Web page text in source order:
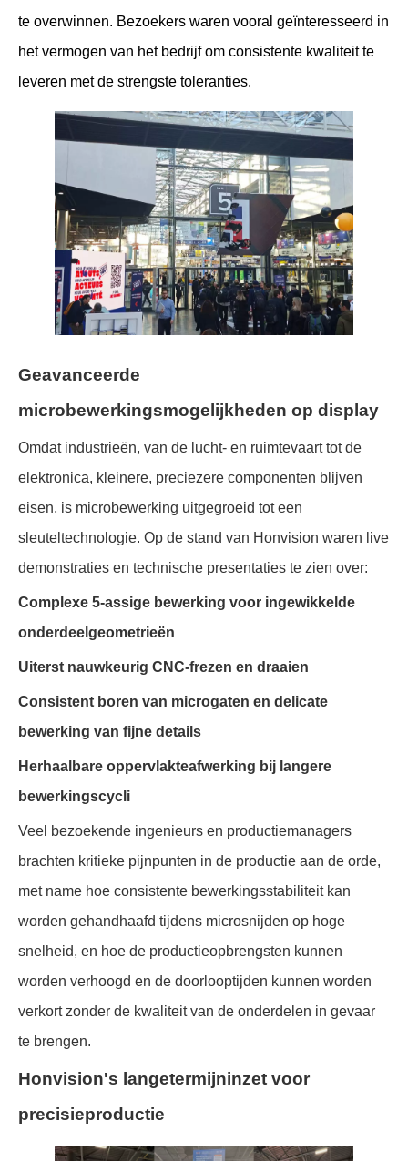
te overwinnen. Bezoekers waren vooral geïnteresseerd in
het vermogen van het bedrijf om consistente kwaliteit te
leveren met de strengste toleranties.
Geavanceerde
microbewerkingsmogelijkheden op display
Omdat industrieën, van de lucht- en ruimtevaart tot de
elektronica, kleinere, preciezere componenten blijven
eisen, is microbewerking uitgegroeid tot een
sleuteltechnologie. Op de stand van Honvision waren live
demonstraties en technische presentaties te zien over:
Complexe 5-assige bewerking voor ingewikkelde
onderdeelgeometrieën
Uiterst nauwkeurig CNC-frezen en draaien
Consistent boren van microgaten en delicate
bewerking van fijne details
Herhaalbare oppervlakteafwerking bij langere
bewerkingscycli
Veel bezoekende ingenieurs en productiemanagers
brachten kritieke pijnpunten in de productie aan de orde,
met name hoe consistente bewerkingsstabiliteit kan
worden gehandhaafd tijdens microsnijden op hoge
snelheid, en hoe de productieopbrengsten kunnen
worden verhoogd en de doorlooptijden kunnen worden
verkort zonder de kwaliteit van de onderdelen in gevaar
te brengen.
Honvision's langetermijninzet voor
precisieproductie